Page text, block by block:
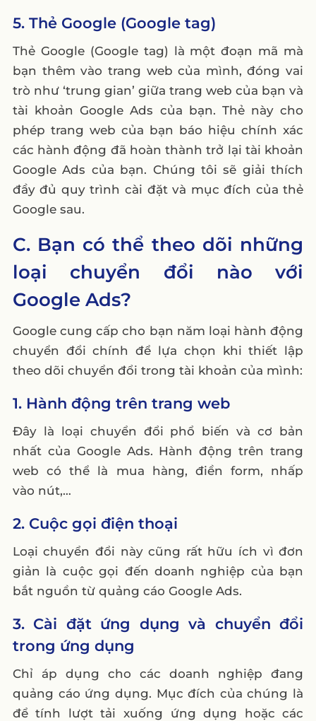
5. Thẻ Google (Google tag)
Thẻ Google (Google tag) là một đoạn mã mà
bạn thêm vào trang web của mình, đóng vai
trò như ‘trung gian’ giữa trang web của bạn và
tài khoản Google Ads của bạn. Thẻ này cho
phép trang web của bạn báo hiệu chính xác
các hành động đã hoàn thành trở lại tài khoản
Google Ads của bạn. Chúng tôi sẽ giải thích
đầy đủ quy trình cài đặt và mục đích của thẻ
Google sau.
C. Bạn có thể theo dõi những
loại chuyển đổi nào với
Google Ads?
Google cung cấp cho bạn năm loại hành động
chuyển đổi chính để lựa chọn khi thiết lập
theo dõi chuyển đổi trong tài khoản của mình:
1. Hành động trên trang web
Đây là loại chuyển đổi phổ biến và cơ bản
nhất của Google Ads. Hành động trên trang
web có thể là mua hàng, điền form, nhấp
vào nút,…
2. Cuộc gọi điện thoại
Loại chuyển đổi này cũng rất hữu ích vì đơn
giản là cuộc gọi đến doanh nghiệp của bạn
bắt nguồn từ quảng cáo Google Ads.
3. Cài đặt ứng dụng và chuyển đổi
trong ứng dụng
Chỉ áp dụng cho các doanh nghiệp đang
quảng cáo ứng dụng. Mục đích của chúng là
để tính lượt tải xuống ứng dụng hoặc các